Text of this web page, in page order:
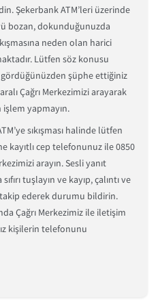
Şekerbank ATM’leri üzerinde
bozan, dokunduğunuzda
neden olan harici
Lütfen söz konusu
şüphe ettiğiniz
Çağrı Merkezimizi arayarak
yapmayın.
sıkışması halinde lütfen
kayıtlı cep telefonunuz ile 0850
arayın. Sesli yanıt
tuşlayın ve kayıp, çalıntı ve
ederek durumu bildirin.
Çağrı Merkezimiz ile iletişim
kişilerin telefonunu